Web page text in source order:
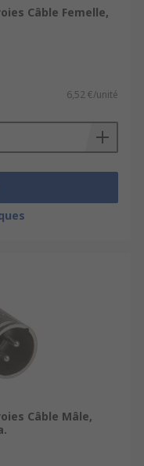
et
optimale sans
à la
ils
les studios.
pour de
mixeurs
industrielles
XLR
Câble Femelle,
6,52 €/unité
Câble Mâle,